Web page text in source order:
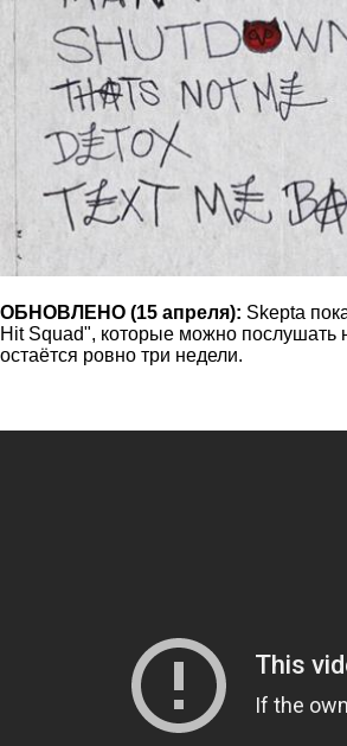
ОБНОВЛЕНО (15 апреля): Skepta
Hit Squad", которые можно послушать
остаётся ровно три недели.